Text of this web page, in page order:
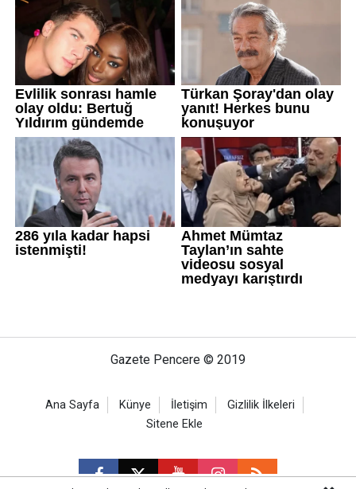
Gazete Pencere © 2019
Ana Sayfa Künye İletişim
Gizlilik İlkeleri
Sitene Ekle